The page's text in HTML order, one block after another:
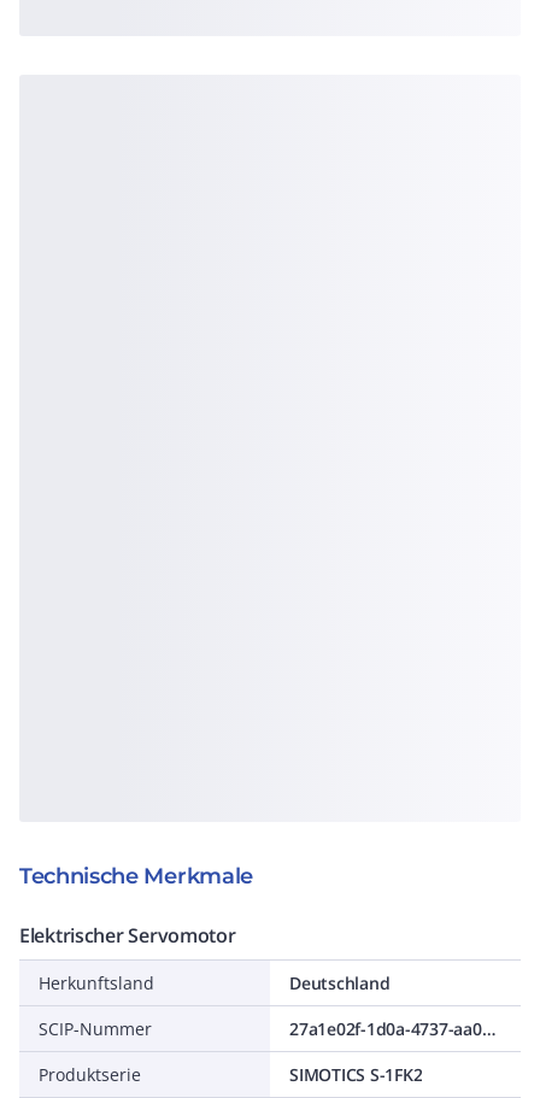
Technische Merkmale
Elektrischer Servomotor
Herkunftsland
Deutschland
SCIP-Nummer
27a1e02f-1d0a-4737-aa0a-4297fea8008a
Produktserie
SIMOTICS S-1FK2